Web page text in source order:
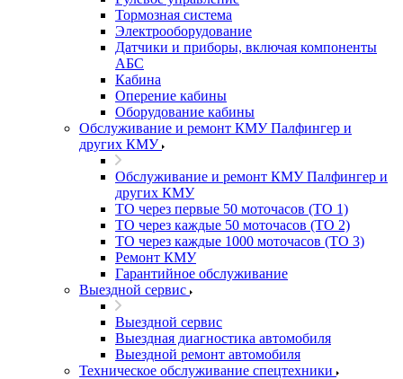
Тормозная система
Электрооборудование
Датчики и приборы, включая компоненты
АБС
Кабина
Оперение кабины
Оборудование кабины
Обслуживание и ремонт КМУ Палфингер и
других КМУ
Обслуживание и ремонт КМУ Палфингер и
других КМУ
ТО через первые 50 моточасов (ТО 1)
ТО через каждые 50 моточасов (ТО 2)
ТО через каждые 1000 моточасов (ТО 3)
Ремонт КМУ
Гарантийное обслуживание
Выездной сервис
Выездной сервис
Выездная диагностика автомобиля
Выездной ремонт автомобиля
Техническое обслуживание спецтехники